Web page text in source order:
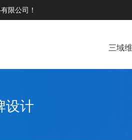
限公司！
三域
设计